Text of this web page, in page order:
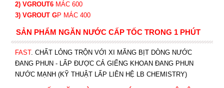
2) VGROUT6MÁC 600
3) VGROUT GP MÁC 400
SẢN PHẨM NGĂN NƯỚC CẤP TỐC TRONG 1 PHÚT
FAST. CHẤT LỎNG TRỘN VỚI XI MĂNG BỊT DÒNG NƯỚC
ĐANG PHUN - LẤP ĐƯỢC CẢ GIẾNG KHOAN ĐANG PHUN
NƯỚC MẠNH (KỸ THUẬT LẤP LIÊN HỆ LB CHEMISTRY)